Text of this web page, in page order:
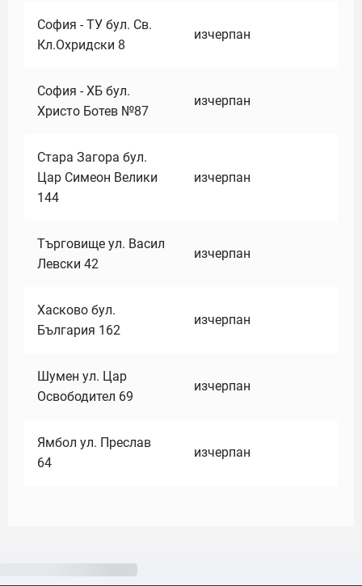
София - ТУ бул. Св.
Кл.Охридски 8
изчерпан
София - ХБ бул.
Христо Ботев №87
изчерпан
Стара Загора бул.
Цар Симеон Велики
144
изчерпан
Търговище ул. Васил
Левски 42
изчерпан
Хасково бул.
България 162
изчерпан
Шумен ул. Цар
Освободител 69
изчерпан
Ямбол ул. Преслав
64
изчерпан